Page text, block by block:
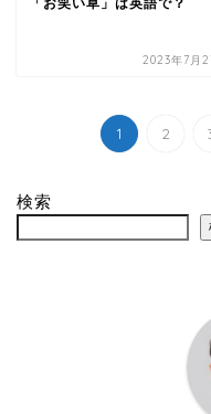
2023年7月
1 2
検索